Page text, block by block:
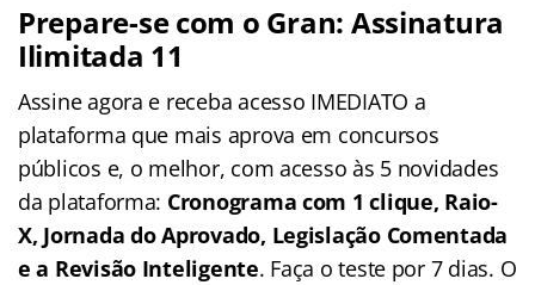
Prepare-se com o Gran: Assinatura
Ilimitada 11
Assine agora e receba acesso IMEDIATO a
plataforma que mais aprova em concursos
públicos e, o melhor, com acesso às 5 novidades
da plataforma: Cronograma com 1 clique, Raio-
X, Jornada do Aprovado, Legislação Comentada
e a Revisão Inteligente. Faça o teste por 7 dias. O